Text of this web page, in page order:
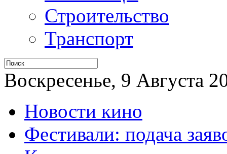
Строительство
Транспорт
Воскресенье, 9 Августа
Новости кино
Фестивали: подача